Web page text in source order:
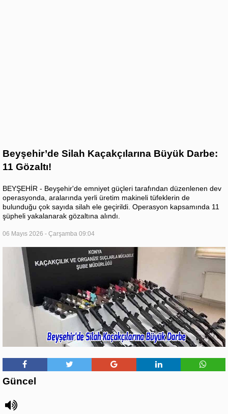
Beyşehir’de Silah Kaçakçılarına Büyük Darbe:
11 Gözaltı!
BEYŞEHİR - Beyşehir'de emniyet güçleri tarafından düzenlenen dev
operasyonda, aralarında yerli üretim makineli tüfeklerin de
bulunduğu çok sayıda silah ele geçirildi. Operasyon kapsamında 11
şüpheli yakalanarak gözaltına alındı.
06 Mayıs 2026 - Çarşamba 09:04
Güncel